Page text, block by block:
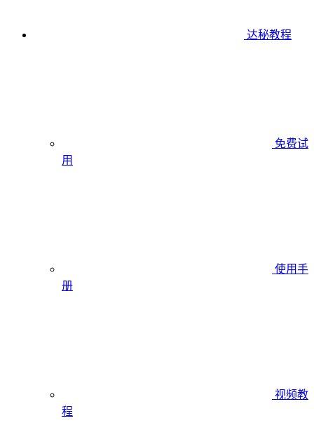
达秘教程
免费试
用
使用手
册
视频教
程